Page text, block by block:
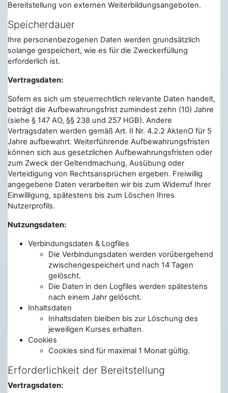
Bereitstellung von externen Weiterbildungsangeboten.
Speicherdauer
Ihre personenbezogenen Daten werden grundsätzlich
solange gespeichert, wie es für die Zweckerfüllung
erforderlich ist.
Vertragsdaten:
Sofern es sich um steuerrechtlich relevante Daten handelt,
beträgt die Aufbewahrungsfrist zumindest zehn (10) Jahre
(siehe § 147 AO, §§ 238 und 257 HGB). Andere
Vertragsdaten werden gemäß Art. II Nr. 4.2.2 AktenO für 5
Jahre aufbewahrt. Weiterführende Aufbewahrungsfristen
können sich aus gesetzlichen Aufbewahrungsfristen oder
zum Zweck der Geltendmachung, Ausübung oder
Verteidigung von Rechtsansprüchen ergeben. Freiwillig
angegebene Daten verarbeiten wir bis zum Widerruf Ihrer
Einwilligung, spätestens bis zum Löschen Ihres
Nutzerprofils.
Nutzungsdaten:
Verbindungsdaten & Logfiles
Die Verbindungsdaten werden vorübergehend
zwischengespeichert und nach 14 Tagen
gelöscht.
Die Daten in den Logfiles werden spätestens
nach einem Jahr gelöscht.
Inhaltsdaten
Inhaltsdaten bleiben bis zur Löschung des
jeweiligen Kurses erhalten.
Cookies
Cookies sind für maximal 1 Monat gültig.
Erforderlichkeit der Bereitstellung
Vertragsdaten: